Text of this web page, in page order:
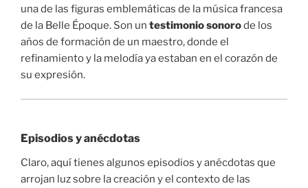
una de las figuras emblemáticas de la música francesa
de la Belle Époque. Son un testimonio sonorode los
años de formación de un maestro, donde el
refinamiento y la melodía ya estaban en el corazón de
su expresión.
Episodios y anécdotas
Claro, aquí tienes algunos episodios y anécdotas que
arrojan luz sobre la creación y el contexto de las